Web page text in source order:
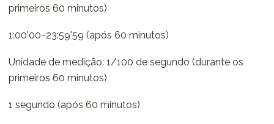
primeiros 60 minutos)
1:00'00~23:59'59 (após 60 minutos)
Unidade de medição: 1/100 de segundo (durante os
primeiros 60 minutos)
1 segundo (após 60 minutos)